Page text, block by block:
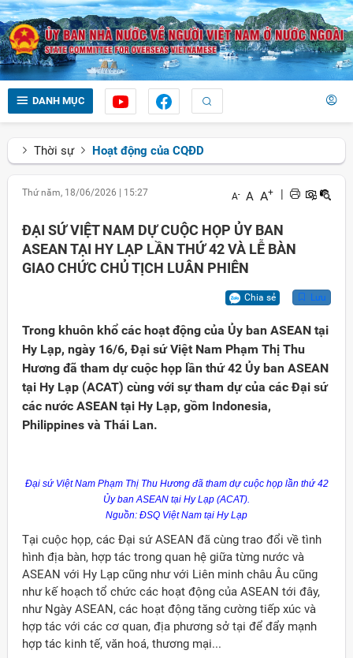
DANH MỤC
Thời sự Hoạt động của CQĐD
Thứ năm, 18/06/2026 15:27 A- A A+ |
ĐẠI SỨ VIỆT NAM DỰ CUỘC HỌP ỦY BAN
ASEAN TẠI HY LẠP LẦN THỨ 42 VÀ LỄ BÀN
GIAO CHỨC CHỦ TỊCH LUÂN PHIÊN
Chia sẻ Lưu
Trong khuôn khổ các hoạt động của Ủy ban ASEAN tại
Hy Lạp, ngày 16/6, Đại sứ Việt Nam Phạm Thị Thu
Hương đã tham dự cuộc họp lần thứ 42 Ủy ban ASEAN
tại Hy Lạp (ACAT) cùng với sự tham dự của các Đại sứ
các nước ASEAN tại Hy Lạp, gồm Indonesia,
Philippines và Thái Lan.
Đại sứ Việt Nam Phạm Thị Thu Hương đã tham dự cuộc họp lần thứ 42
Ủy ban ASEAN tại Hy Lạp (ACAT).
Nguồn: ĐSQ Việt Nam tại Hy Lạp
Tại cuộc họp, các Đại sứ ASEAN đã cùng trao đổi về tình
hình địa bàn, hợp tác trong quan hệ giữa từng nước và
ASEAN với Hy Lạp cũng như với Liên minh châu Âu cũng
như kế hoạch tổ chức các hoạt động của ASEAN tới đây,
như Ngày ASEAN, các hoạt động tăng cường tiếp xúc và
hợp tác với các cơ quan, địa phương sở tại để đẩy mạnh
hợp tác kinh tế, văn hoá, thương mại...